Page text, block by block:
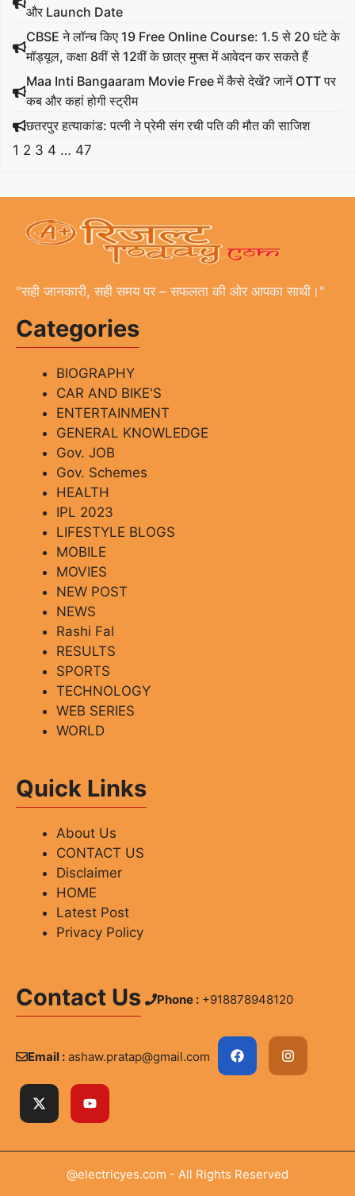
और Launch Date
CBSE ने लॉन्च किए 19 Free Online Course: 1.5 से 20 घंटे के
मॉड्यूल, कक्षा 8वीं से 12वीं के छात्र मुफ्त में आवेदन कर सकते हैं
Maa Inti Bangaaram Movie Free में कैसे देखें? जानें OTT पर
कब और कहां होगी स्ट्रीम
छतरपुर हत्याकांड: पत्नी ने प्रेमी संग रची पति की मौत की साजिश
1 2 3 4 … 47
"सही जानकारी, सही समय पर – सफलता की ओर आपका साथी।"
Categories
BIOGRAPHY
CAR AND BIKE'S
ENTERTAINMENT
GENERAL KNOWLEDGE
Gov. JOB
Gov. Schemes
HEALTH
IPL 2023
LIFESTYLE BLOGS
MOBILE
MOVIES
NEW POST
NEWS
Rashi Fal
RESULTS
SPORTS
TECHNOLOGY
WEB SERIES
WORLD
Quick Links
About Us
CONTACT US
Disclaimer
HOME
Latest Post
Privacy Policy
Contact Us Phone : +918878948120
Email : ashaw.pratap@gmail.com
@electricyes.com - All Rights Reserved